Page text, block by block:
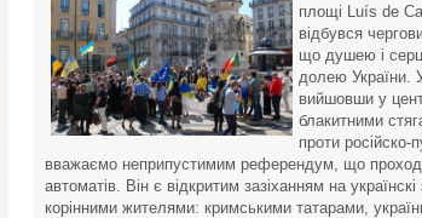
площі Luís de
відбувся
що душею і
долею України.
вийшовши у
блакитними
проти російско-
вважаємо неприпустимим референдум, що
автоматів. Він є відкритим зазіханням на українскі
корінними жителями: кримськими татарами,